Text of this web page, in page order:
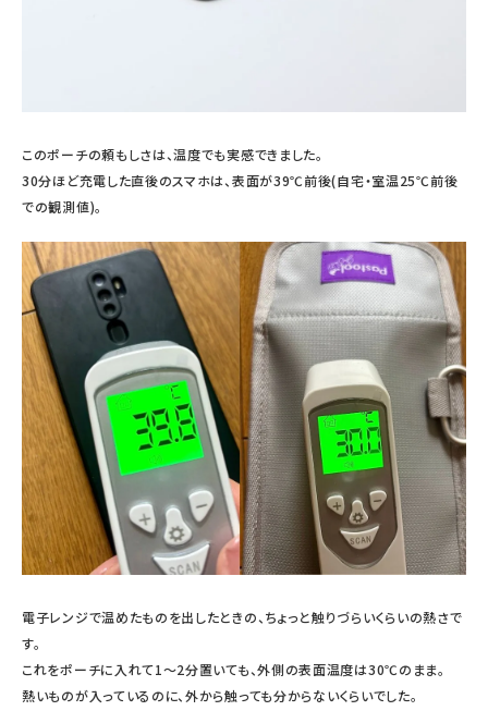
このポーチの頼もしさは、温度でも実感できました。
30分ほど充電した直後のスマホは、表面が39℃前後(自宅・室温25℃前後
での観測値)。
電子レンジで温めたものを出したときの、ちょっと触りづらいくらいの熱さで
す。
これをポーチに入れて1〜2分置いても、外側の表面温度は30℃のまま。
熱いものが入っているのに、外から触っても分からないくらいでした。